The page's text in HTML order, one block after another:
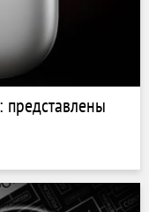
представлены